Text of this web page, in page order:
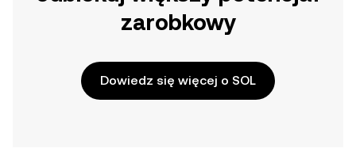
zarobkowy
Dowiedz się więcej o SOL